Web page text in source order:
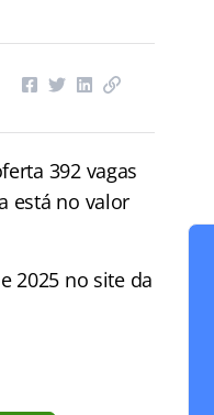
392 vagas
está no valor
2025 no site da